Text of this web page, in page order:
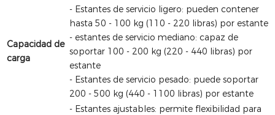
Capacidad de
carga
- Estantes de servicio ligero: pueden contener
hasta 50 - 100 kg (110 - 220 libras) por estante
- estantes de servicio mediano: capaz de
soportar 100 - 200 kg (220 - 440 libras) por
estante
- Estantes de servicio pesado: puede soportar
200 - 500 kg (440 - 1100 libras) por estante
- Estantes ajustables: permite flexibilidad para